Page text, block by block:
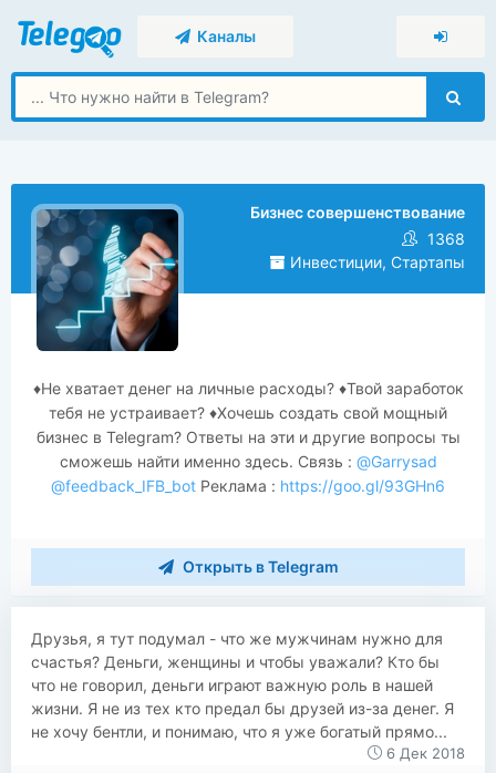
Каналы
Бизнес совершенствование
1368
Инвестиции, Стартапы
♦️Не хватает денег на личные расходы? ♦️Твой заработок
тебя не устраивает? ♦️Хочешь создать свой мощный
бизнес в Telegram? Ответы на эти и другие вопросы ты
сможешь найти именно здесь. Связь : @Garrysad
@feedback_IFB_bot Реклама : https://goo.gl/93GHn6
Открыть в Telegram
Друзья, я тут подумал - что же мужчинам нужно для
счастья? Деньги, женщины и чтобы уважали? Кто бы
что не говорил, деньги играют важную роль в нашей
жизни. Я не из тех кто предал бы друзей из-за денег. Я
не хочу бентли, и понимаю, что я уже богатый прямо...
6 Дек 2018